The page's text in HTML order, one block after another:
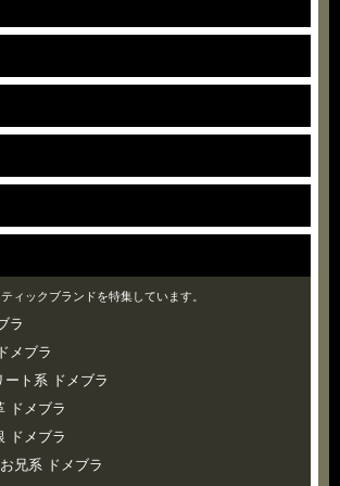
ィックブランドを特集しています。
ラ
メブラ
ート系 ドメブラ
ドメブラ
ドメブラ
兄系 ドメブラ